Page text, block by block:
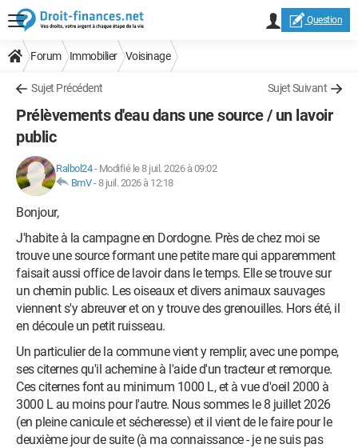
Question
Forum Immobilier Voisinage
Sujet Précédent Sujet Suivant
Prélèvements d'eau dans une source / un lavoir
public
Ralbol24- Modifié le 8 juil. 2026 à 09:02
BmV-8 juil. 2026 à 12:18
Bonjour,
J'habite à la campagne en Dordogne. Près de chez moi se
trouve une source formant une petite mare qui apparemment
faisait aussi office de lavoir dans le temps. Elle se trouve sur
un chemin public. Les oiseaux et divers animaux sauvages
viennent s'y abreuver et on y trouve des grenouilles. Hors été, il
en découle un petit ruisseau.
Un particulier de la commune vient y remplir, avec une pompe,
ses citernes qu'il achemine à l'aide d'un tracteur et remorque.
Ces citernes font au minimum 1000 L, et à vue d'oeil 2000 à
3000 L au moins pour l'autre. Nous sommes le 8 juillet 2026
(en pleine canicule et sécheresse) et il vient de le faire pour le
deuxième jour de suite (à ma connaissance - je ne suis pas